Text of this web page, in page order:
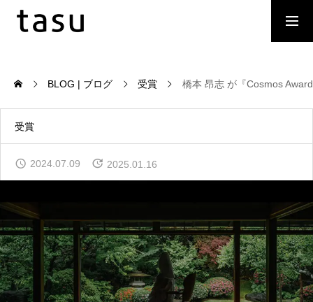
Our MVV | 私たちの会社の方向性
Our Service | サービス
Company Profile | 会社概要
Our Team | 私たちの仲間
BLOG | ブログ 受賞 橋本 昂志 が『Cosmos
受賞
2024.07.09 2025.01.16